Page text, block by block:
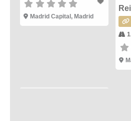
Madrid Capital, Madrid